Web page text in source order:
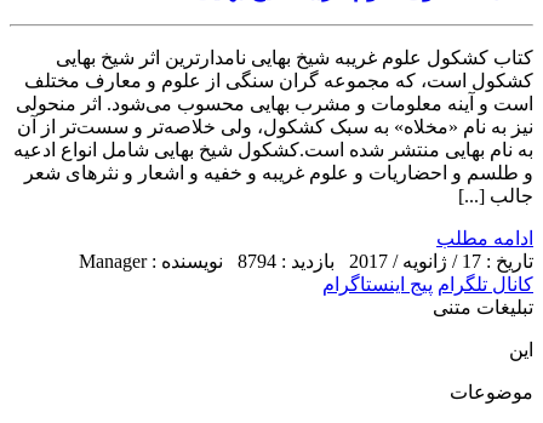
کتاب کشکول علوم غریبه شیخ بهایی نامدارترین اثر شیخ بهایی
کشکول است، که مجموعه گران سنگی از علوم و معارف مختلف
است و آینه معلومات و مشرب بهایی محسوب می‌شود. اثر منحولی
نیز به نام «مخلاه» به سبک کشکول، ولی خلاصه‌تر و سست‌تر از آن
به نام بهایی منتشر شده است.کشکول شیخ بهایی شامل انواع ادعیه
و طلسم و احضاریات و علوم غریبه و خفیه و اشعار و نثرهای شعر
جالب [...]
ادامه مطلب
تاریخ : 17 / ژانویه / 2017
بازدید : 8794
نویسنده : Manager
کانال تلگرام پیج اینستاگرام
تبلیغات متنی
این
موضوعات